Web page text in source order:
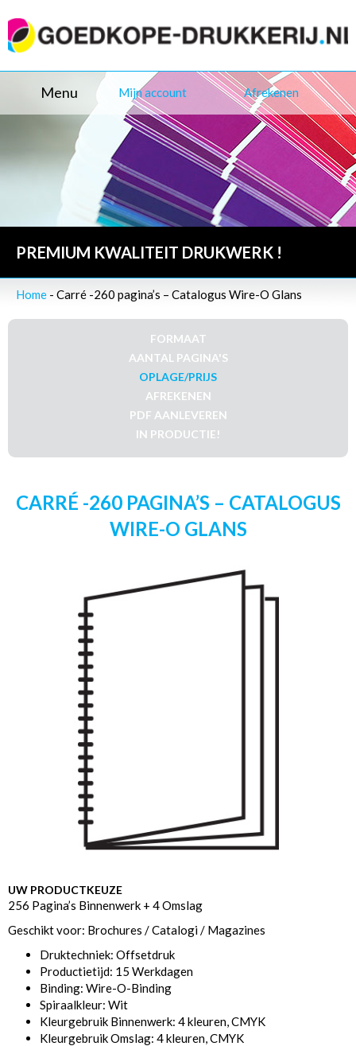
Menu Mijn account Afrekenen
PREMIUM KWALITEIT DRUKWERK !
Home - Carré -260 pagina’s – Catalogus Wire-O Glans
FORMAAT
AANTAL PAGINA'S
OPLAGE/PRIJS
AFREKENEN
PDF AANLEVEREN
IN PRODUCTIE!
CARRÉ -260 PAGINA’S – CATALOGUS
WIRE-O GLANS
UW PRODUCTKEUZE
256 Pagina’s Binnenwerk + 4 Omslag
Geschikt voor: Brochures / Catalogi / Magazines
Druktechniek: Offsetdruk
Productietijd: 15 Werkdagen
Binding: Wire-O-Binding
Spiraalkleur: Wit
Kleurgebruik Binnenwerk: 4 kleuren, CMYK
Kleurgebruik Omslag: 4 kleuren, CMYK